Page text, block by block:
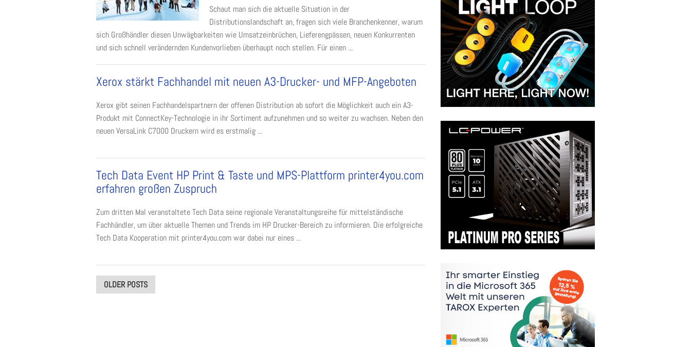
Schaut man sich die aktuelle Situation in der
Distributionslandschaft an, fragen sich viele Branchenkenner, warum
sich Großhändler diesen Unwägbarkeiten wie Umsatzeinbrüchen, Lieferengpässen, neuen Konkurrenten
und sich schnell verändernden Kundenvorlieben überhaupt noch stellen. Für einen ...
Xerox stärkt Fachhandel mit neuen A3-Drucker- und MFP-Angeboten
Xerox gibt seinen Fachhandelspartnern der offenen Distribution ab sofort die Möglichkeit auch ein A3-
Produkt mit ConnectKey-Technologie in ihr Sortiment aufzunehmen und so weiter zu wachsen. Neben den
neuen VersaLink C7000 Druckern wird es erstmalig ...
Tech Data Event HP Print & Taste und MPS-Plattform printer4you.com
erfahren großen Zuspruch
Zum dritten Mal veranstaltete Tech Data seine regionale Veranstaltungsreihe für mittelständische
Fachhändler, um über aktuelle Themen und Trends im HP Drucker-Bereich zu informieren. Die erfolgreiche
Tech Data Kooperation mit printer4you.com war dabei nur eines ...
Posts
navigation
OLDER POSTS